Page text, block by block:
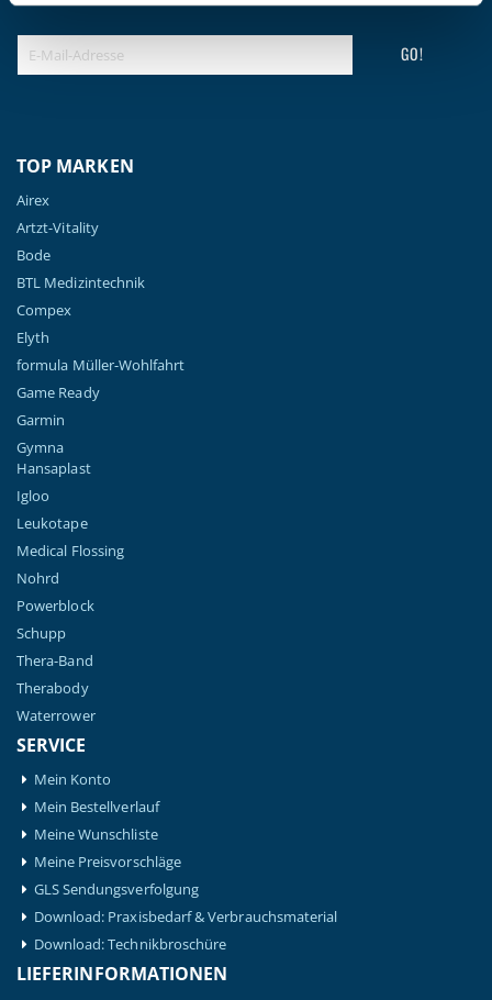
GO!
TOP MARKEN
Airex
Artzt-Vitality
Bode
BTL Medizintechnik
Compex
Elyth
formula Müller-Wohlfahrt
Game Ready
Garmin
Gymna
Hansaplast
Igloo
Leukotape
Medical Flossing
Nohrd
Powerblock
Schupp
Thera-Band
Therabody
Waterrower
SERVICE
Mein Konto
Mein Bestellverlauf
Meine Wunschliste
Meine Preisvorschläge
GLS Sendungsverfolgung
Download: Praxisbedarf & Verbrauchsmaterial
Download: Technikbroschüre
LIEFERINFORMATIONEN